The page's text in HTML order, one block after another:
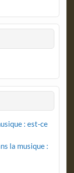
: est-ce
la musique :